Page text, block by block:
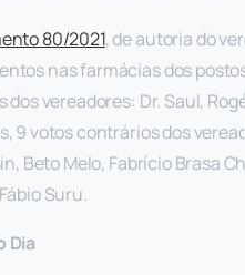
80/2021, de autoria do
nas farmácias dos
dos vereadores: Dr. Saul,
9 votos contrários dos
Beto Melo, Fabrício Brasa
Suru.
Dia